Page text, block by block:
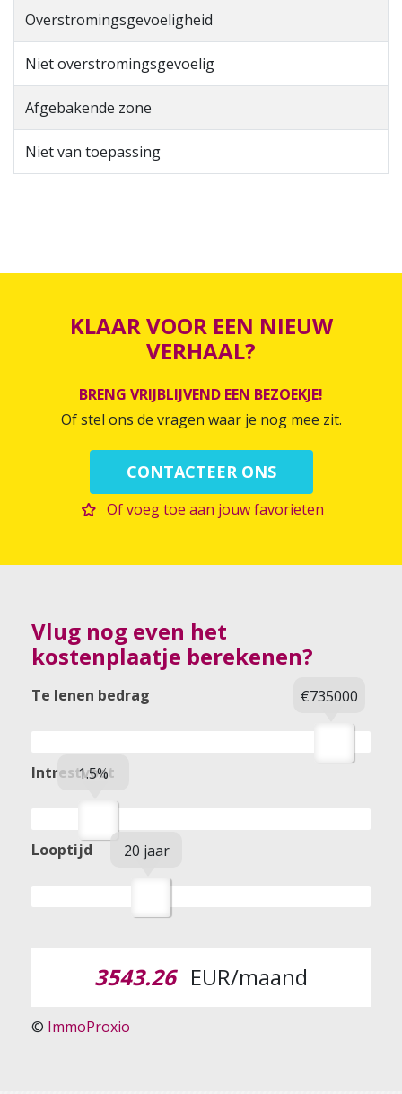
Overstromingsgevoeligheid
Niet overstromingsgevoelig
Afgebakende zone
Niet van toepassing
KLAAR VOOR EEN NIEUW
VERHAAL?
BRENG VRIJBLIJVEND EEN BEZOEKJE!
Of stel ons de vragen waar je nog mee zit.
CONTACTEER ONS
Of voeg toe aan jouw favorieten
Vlug nog even het
kostenplaatje berekenen?
Te lenen bedrag €735000
Intrestvoet
1.5%
Looptijd 20 jaar
3543.26 EUR/maand
© ImmoProxio